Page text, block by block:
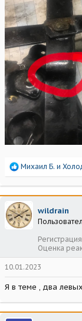
Р
а
к
ц
и
и
Михаил Б. и
wildrain
Регистрация
Оценка
10.01.2023
Я в теме , два